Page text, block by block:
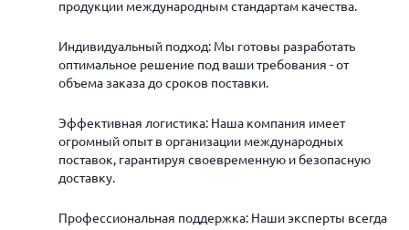
продукции международным стандартам качества.
Индивидуальный подход: Мы готовы разработать
оптимальное решение под ваши требования - от
объема заказа до сроков поставки.
Эффективная логистика: Наша компания имеет
огромный опыт в организации международных
поставок, гарантируя своевременную и безопасную
доставку.
Профессиональная поддержка: Наши эксперты всегда